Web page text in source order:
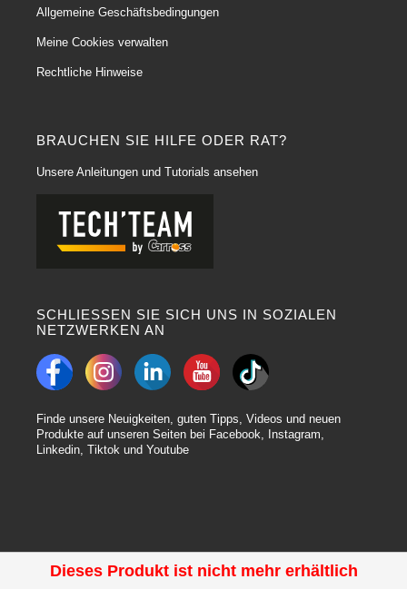
Dieses Produkt ist nicht mehr erhältlich
BRAUCHEN SIE HILFE ODER RAT?
Unsere Anleitungen und Tutorials ansehen
SCHLIESSEN SIE SICH UNS IN SOZIALEN
NETZWERKEN AN
Finde unsere Neuigkeiten, guten Tipps, Videos und neuen
Produkte auf unseren Seiten bei Facebook, Instagram,
Linkedin, Tiktok und Youtube
Allgemeine Geschäftsbedingungen
Meine Cookies verwalten
Rechtliche Hinweise